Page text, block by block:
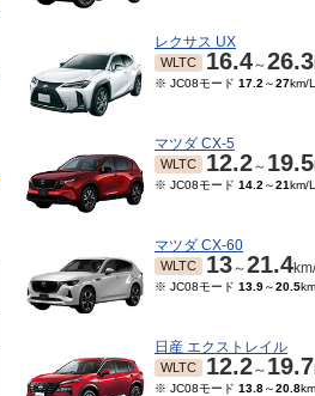
レクサス UX
WLTC 16.4～26.3
※ JC08モード 17.2 ～27km/L
マツダ CX-5
WLTC 12.2～ 19.5
※ JC08モード 14.2 ～21km/L
マツダ CX-60
WLTC 13～21.4
※ JC08モード 13.9～20.5
日産 エクストレイル
WLTC 12.2～ 19.7
※ JC08モード 13.8～20.8